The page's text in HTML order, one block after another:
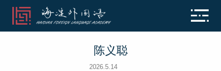
陈义聪
2026.5.14